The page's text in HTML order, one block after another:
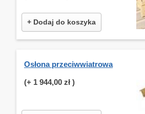
+ Dodaj do koszyka
Osłona przeciwwiatrowa
(+ 1 944,00 zł )